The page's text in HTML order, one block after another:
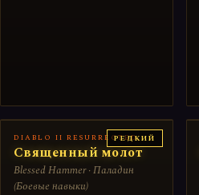
РЕДКИЙ
DIABLO II RESURRECTED
Священный молот
Blessed Hammer · Паладин
(Боевые навыки)